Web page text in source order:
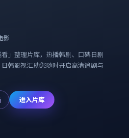
影
看 」整理片库，热播韩剧、口碑日剧
日韩影视汇助您随时开启高清追剧与
进入片库